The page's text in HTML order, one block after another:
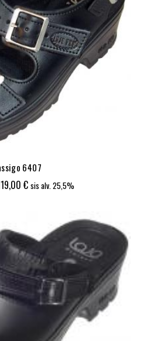
6407
€Hintaluokka:
119,00 €
sis alv. 25,5%